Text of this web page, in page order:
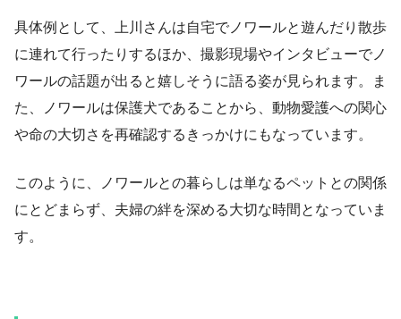
具体例として、上川さんは自宅でノワールと遊んだり散歩
に連れて行ったりするほか、撮影現場やインタビューでノ
ワールの話題が出ると嬉しそうに語る姿が見られます。ま
た、ノワールは保護犬であることから、動物愛護への関心
や命の大切さを再確認するきっかけにもなっています。
このように、ノワールとの暮らしは単なるペットとの関係
にとどまらず、夫婦の絆を深める大切な時間となっていま
す。